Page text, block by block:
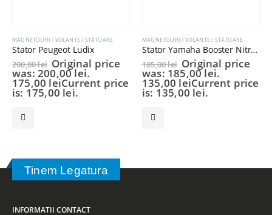
MAGNETOURI / VOLANTE / STATOARE
Stator Peugeot Ludix
200,00lei Original price
was: 200,00 lei.
175,00 leiCurrent price
is: 175,00 lei.
MAGNETOURI / VOLANTE / STATOARE
Stator Yamaha Booster Nitro 2004 49cc 2T
185,00lei Original price
was: 185,00 lei.
135,00 leiCurrent price
is: 135,00 lei.
Tinem Legatura
INFORMATII CONTACT